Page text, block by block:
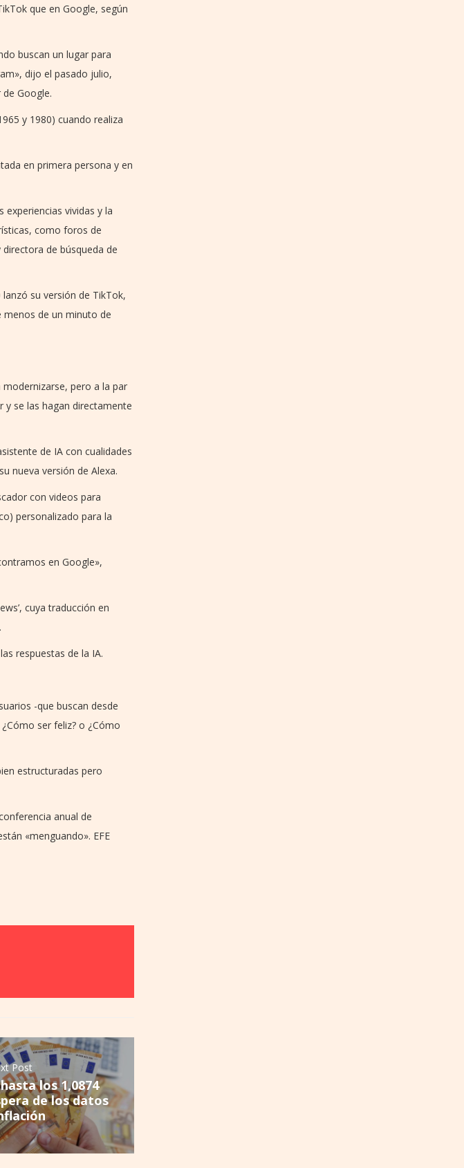
que en Google, según
buscan un lugar para
dijo el pasado julio,
Google.
y 1980) cuando realiza
en primera persona y en
vividas y la
como foros de
de búsqueda de
su versión de TikTok,
de un minuto de
pero a la par
y se las hagan directamente
de IA con cualidades
nueva versión de Alexa.
con videos para
personalizado para la
en Google»,
cuya traducción en
respuestas de la IA.
-que buscan desde
ser feliz? o ¿Cómo
estructuradas pero
anual de
«menguando». EFE
Post
los 1,0874
de los datos